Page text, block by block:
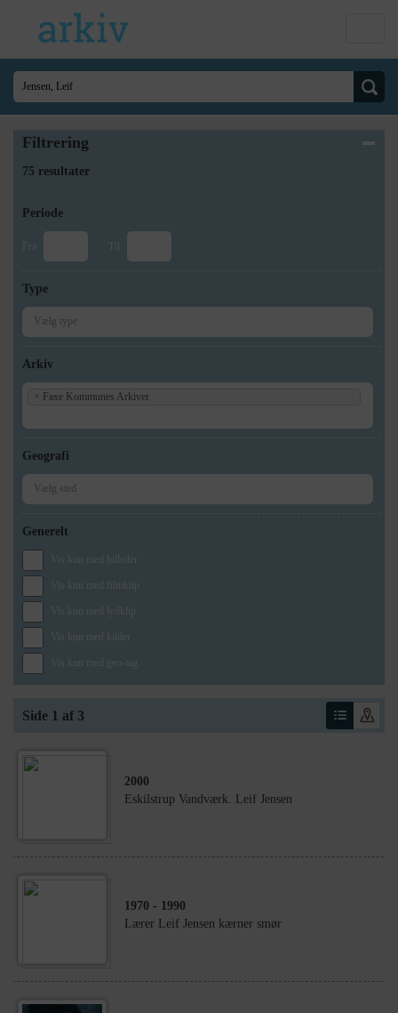
Filtrering
75 resultater
Periode
Fra Til
Type
Arkiv
× Faxe Kommunes Arkiver
Geografi
Generelt
Vis kun med billeder
Vis kun med filmklip
Vis kun med lydklip
Vis kun med kilder
Vis kun med geo-tag
Side 1 af 3
2000
Eskilstrup Vandværk. Leif Jensen
1970 - 1990
Lærer Leif Jensen kærner smør